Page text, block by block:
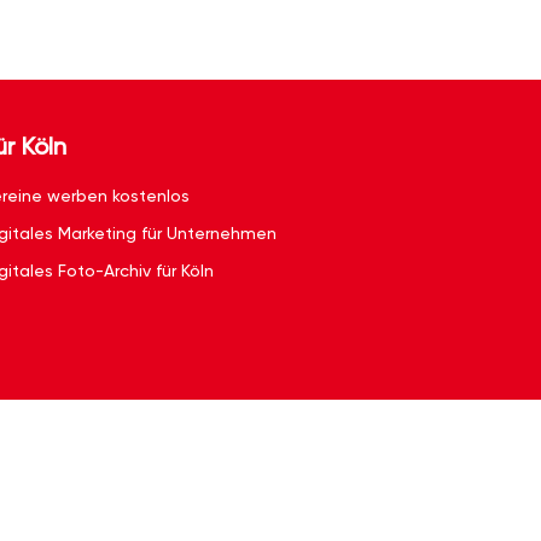
Köln
werben kostenlos
Marketing für Unternehmen
Foto-Archiv für Köln